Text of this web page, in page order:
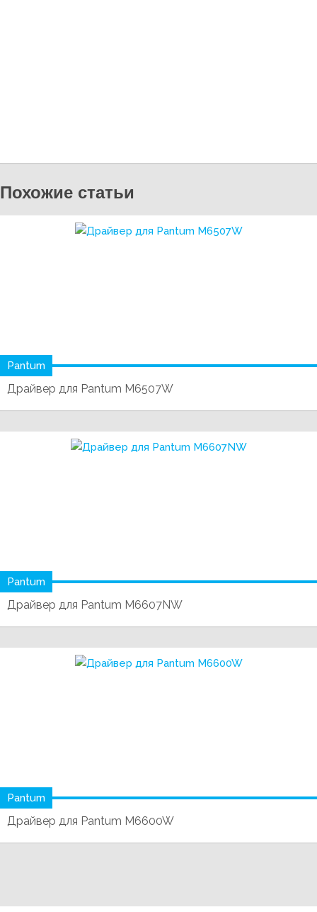
Похожие статьи
Pantum
Драйвер для Pantum M6507W
Pantum
Драйвер для Pantum M6607NW
Pantum
Драйвер для Pantum M6600W